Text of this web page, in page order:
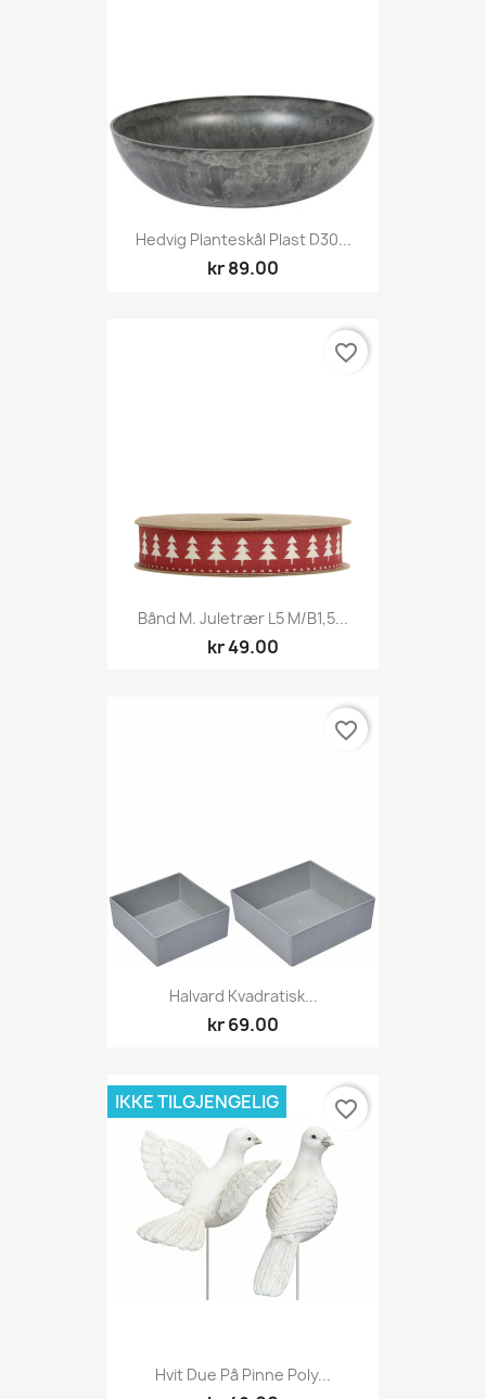
Hedvig Planteskål Plast D30...
kr 89.00
Bånd M. Juletrær L5 M/B1,5...
kr 49.00
favorite_border
Halvard Kvadratisk...
kr 69.00
favorite_border
Hvit Due På Pinne Poly...
IKKE TILGJENGELIG favorite_border